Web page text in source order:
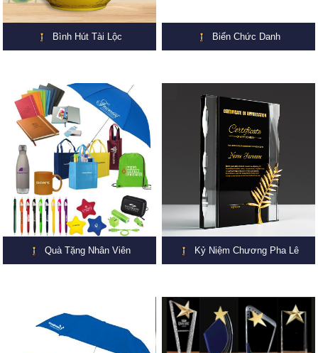
Bình Hút Tài Lộc Biển Chức Danh
Quà Tặng Nhân Viên Kỷ Niệm Chương Pha Lê